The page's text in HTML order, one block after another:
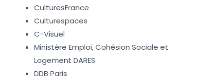
CulturesFrance
Culturespaces
C-Visuel
Ministère Emploi, Cohésion Sociale et
Logement DARES
DDB Paris